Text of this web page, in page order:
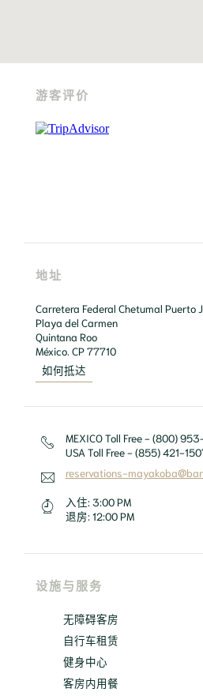
游客评价
地址
Carretera Federal Chetumal Puerto
Playa del Carmen
Quintana Roo
México. CP 77710
如何抵达
MEXICO Toll Free - (800)
USA Toll Free - (855) 421-
reservations-
入住: 3:00 PM
退房: 12:00 PM
设施与服务
无障碍客房
自行车租赁
健身中心
客房内用餐